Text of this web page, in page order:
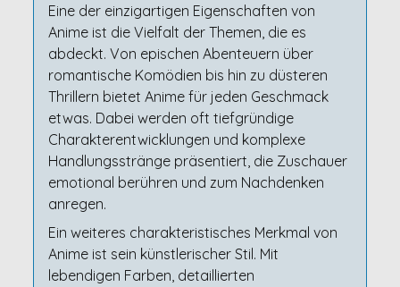
Eine der einzigartigen Eigenschaften von
Anime ist die Vielfalt der Themen, die es
abdeckt. Von epischen Abenteuern über
romantische Komödien bis hin zu düsteren
Thrillern bietet Anime für jeden Geschmack
etwas. Dabei werden oft tiefgründige
Charakterentwicklungen und komplexe
Handlungsstränge präsentiert, die Zuschauer
emotional berühren und zum Nachdenken
anregen.
Ein weiteres charakteristisches Merkmal von
Anime ist sein künstlerischer Stil. Mit
lebendigen Farben, detaillierten